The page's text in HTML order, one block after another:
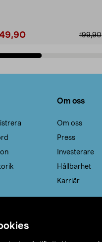
199,90
Om oss
Om oss
Press
Investerare
Hållbarhet
Karriär